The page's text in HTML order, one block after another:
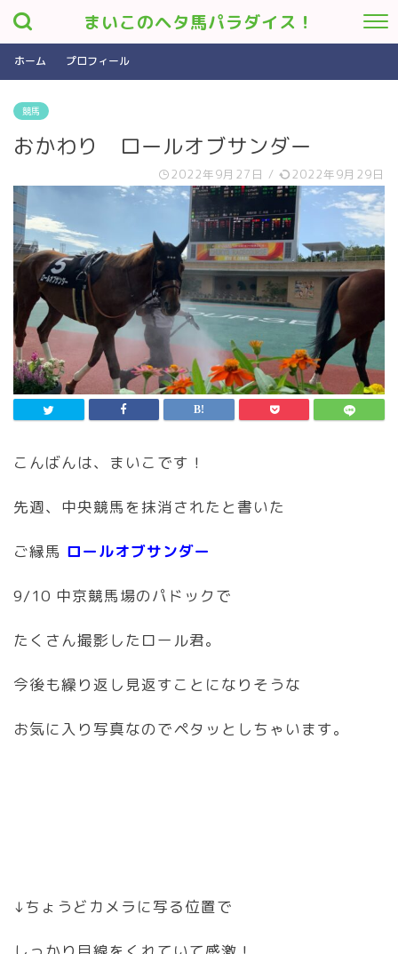
まいこのヘタ馬パラダイス！
ホーム プロフィール
競馬
おかわり ロールオブサンダー
2022年9月27日 / 2022年9月29日
こんばんは、まいこです！
先週、中央競馬を抹消されたと書いた
ご縁馬 ロールオブサンダー
9/10 中京競馬場のパドックで
たくさん撮影したロール君。
今後も繰り返し見返すことになりそうな
お気に入り写真なのでペタッとしちゃいます。
↓ちょうどカメラに写る位置で